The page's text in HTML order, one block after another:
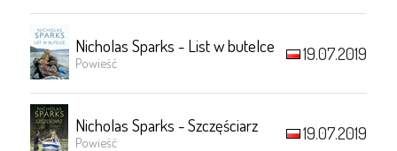
Nicholas Sparks - List w butelce
Powieść 19.07.2019
Nicholas Sparks - Szczęściarz
Powieść 19.07.2019